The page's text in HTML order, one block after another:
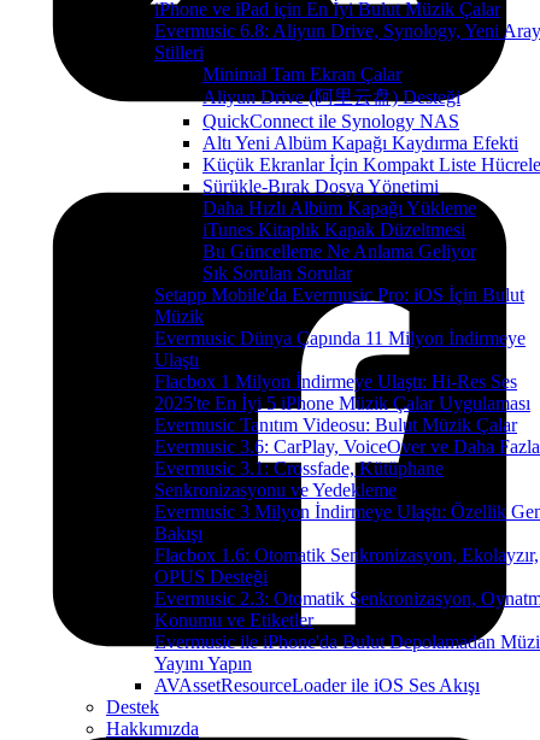
iPhone ve iPad için En İyi Bulut Müzik Çalar
Evermusic 6.8: Aliyun Drive, Synology, Yeni
Stilleri
Minimal Tam Ekran Çalar
Aliyun Drive (阿里云盘) Desteği
QuickConnect ile Synology NAS
Altı Yeni Albüm Kapağı Kaydırma Efekti
Küçük Ekranlar İçin Kompakt Liste
Sürükle-Bırak Dosya Yönetimi
Daha Hızlı Albüm Kapağı Yükleme
iTunes Kitaplık Kapak Düzeltmesi
Bu Güncelleme Ne Anlama Geliyor
Sık Sorulan Sorular
Setapp Mobile'da Evermusic Pro: iOS İçin Bulut
Müzik
Evermusic Dünya Çapında 11 Milyon İndirmeye
Ulaştı
Flacbox 1 Milyon İndirmeye Ulaştı: Hi-Res Ses
2025'te En İyi 5 iPhone Müzik Çalar Uygulaması
Evermusic Tanıtım Videosu: Bulut Müzik Çalar
Evermusic 3.6: CarPlay, VoiceOver ve Daha
Evermusic 3.1: Crossfade, Kütüphane
Senkronizasyonu ve Yedekleme
Evermusic 3 Milyon İndirmeye Ulaştı: Özellik
Bakışı
Flacbox 1.6: Otomatik Senkronizasyon, Ekolayzır,
OPUS Desteği
Evermusic 2.3: Otomatik Senkronizasyon,
Konumu ve Etiketler
Evermusic ile iPhone'da Bulut Depolamadan
Yayını Yapın
AVAssetResourceLoader ile iOS Ses Akışı
Destek
Hakkımızda